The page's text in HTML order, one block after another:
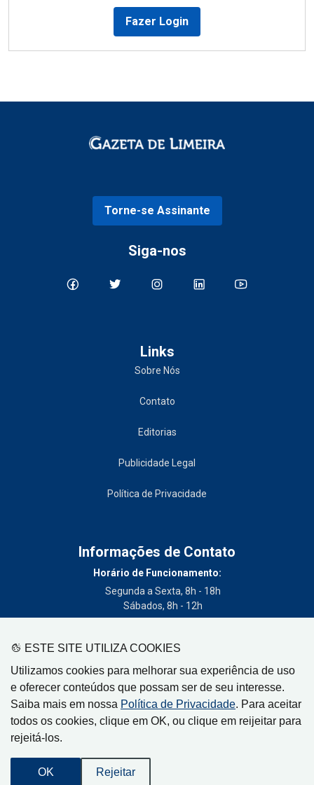
ESTE SITE UTILIZA COOKIES
Utilizamos cookies para melhorar sua experiência de uso
e oferecer conteúdos que possam ser de seu interesse.
Saiba mais em nossa Política de Privacidade. Para aceitar
todos os cookies, clique em OK, ou clique em reijeitar para
rejeitá-los.
OK Rejeitar
Fazer Login
Torne-se Assinante
Siga-nos
Links
Sobre Nós
Contato
Editorias
Publicidade Legal
Política de Privacidade
Informações de Contato
Horário de Funcionamento:
Segunda a Sexta, 8h - 18h
Sábados, 8h - 12h
(19) 3404-3700
Circulação:
Limeira - SP, Artur Nogueira - SP, Cordeirópolis - SP,
Engenheiro Coelho - SP, Iracemápolis - SP
CEP: 13480-005 - Centro - Limeira-SP